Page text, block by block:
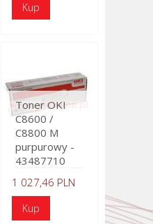
Toner OKI
C8600 /
C8800 M
purpurowy -
43487710
1 027,46 PLN